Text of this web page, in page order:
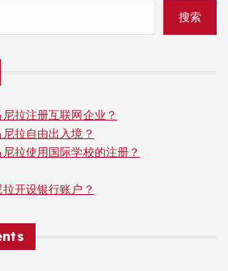
搜索
拉注册互联网企业？
拉自由出入境？
拉使用国际学校的注册？
开设银行账户？